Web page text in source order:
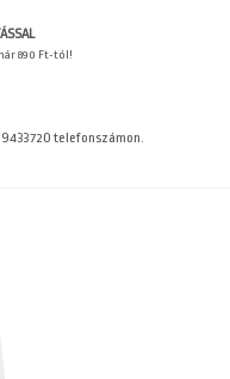
890 Ft-tól!
telefonszámon.